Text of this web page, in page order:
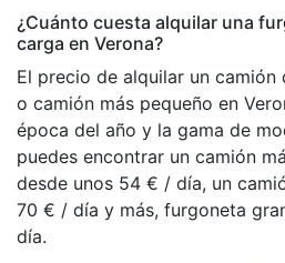
¿Cuánto cuesta alquilar una
carga en Verona?
El precio de alquilar un camión
o camión más pequeño en
época del año y la gama de
puedes encontrar un camión
desde unos 54 € / día, un
70 € / día y más, furgoneta
día.